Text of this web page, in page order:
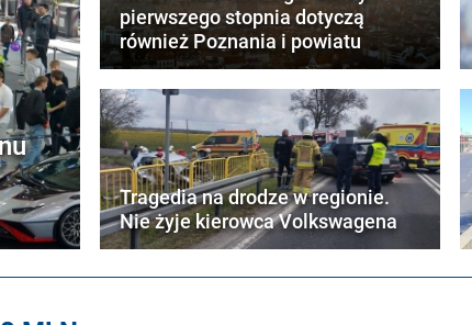
pierwszego stopnia dotyczą
również Poznania i powiatu
Tragedia na drodze w regionie.
Nie żyje kierowca Volkswagena